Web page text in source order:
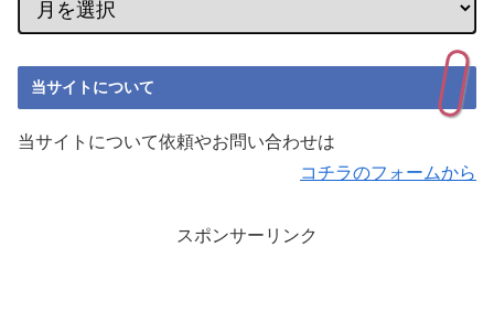
当サイトについて
当サイトについて依頼やお問い合わせは
コチラのフォームから
スポンサーリンク